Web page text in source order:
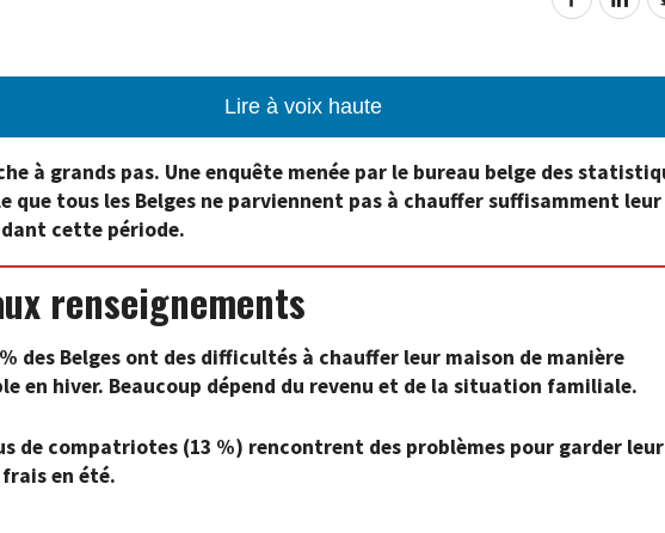
Lire à voix haute
à grands pas. Une enquête menée par le bureau belge des
que tous les Belges ne parviennent pas à chauffer suffisamment leur
cette période.
renseignements
des Belges ont des difficultés à chauffer leur maison de manière
en hiver. Beaucoup dépend du revenu et de la situation familiale.
de compatriotes (13 %) rencontrent des problèmes pour garder leur
en été.